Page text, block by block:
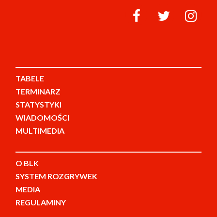
TABELE
TERMINARZ
STATYSTYKI
WIADOMOŚCI
MULTIMEDIA
O BLK
SYSTEM ROZGRYWEK
MEDIA
REGULAMINY